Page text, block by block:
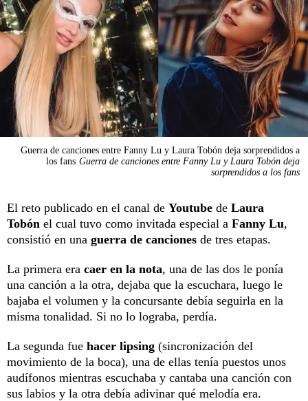
Guerra de canciones entre Fanny Lu y Laura Tobón deja sorprendidos a
los fans Guerra de canciones entre Fanny Lu y Laura Tobón deja
sorprendidos a los fans
El reto publicado en el canal de Youtube de Laura
Tobón el cual tuvo como invitada especial a Fanny Lu,
consistió en una guerra de canciones de tres etapas.
La primera era caer en la nota, una de las dos le ponía
una canción a la otra, dejaba que la escuchara, luego le
bajaba el volumen y la concursante debía seguirla en la
misma tonalidad. Si no lo lograba, perdía.
La segunda fue hacer lipsing (sincronización del
movimiento de la boca), una de ellas tenía puestos unos
audífonos mientras escuchaba y cantaba una canción con
sus labios y la otra debía adivinar qué melodía era.